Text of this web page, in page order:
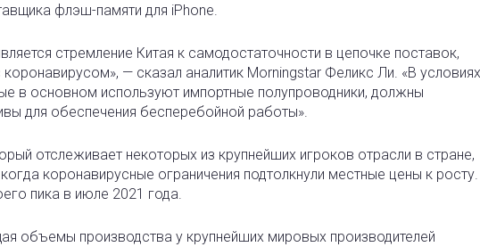
флэш-памяти для iPhone.
стремление Китая к самодостаточности в цепочке поставок,
— сказал аналитик Morningstar Феликс Ли. «В условиях
в основном используют импортные полупроводники, должны
для обеспечения бесперебойной работы».
отслеживает некоторых из крупнейших игроков отрасли в стране,
коронавирусные ограничения подтолкнули местные цены к
пика в июле 2021 года.
объемы производства у крупнейших мировых производителей